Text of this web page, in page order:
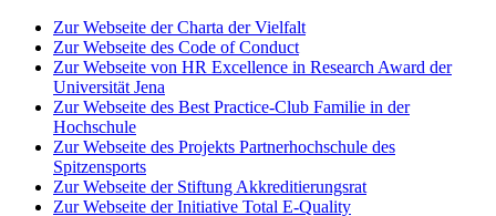
Zur Webseite der Charta der Vielfalt
Zur Webseite des Code of Conduct
Zur Webseite von HR Excellence in Research Award der
Universität Jena
Zur Webseite des Best Practice-Club Familie in der
Hochschule
Zur Webseite des Projekts Partnerhochschule des
Spitzensports
Zur Webseite der Stiftung Akkreditierungsrat
Zur Webseite der Initiative Total E-Quality